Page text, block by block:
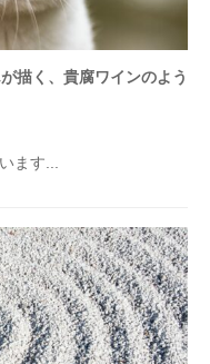
描く、貴腐ワインのよう
ます...